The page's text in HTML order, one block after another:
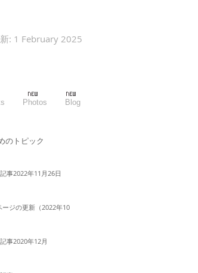
: 1 February 2025
Photos Blog
のトピック
事2022年11月26日
ジの更新（2022年10
事2020年12月